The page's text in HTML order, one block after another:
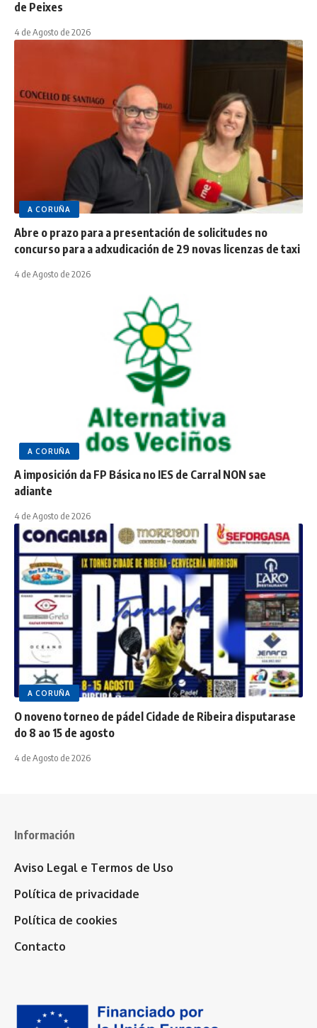
de Peixes
4 de Agosto de 2026
A CORUÑA
Abre o prazo para a presentación de solicitudes no
concurso para a adxudicación de 29 novas licenzas de taxi
4 de Agosto de 2026
A CORUÑA
A imposición da FP Básica no IES de Carral NON sae
adiante
4 de Agosto de 2026
A CORUÑA
O noveno torneo de pádel Cidade de Ribeira disputarase
do 8 ao 15 de agosto
4 de Agosto de 2026
Información
Aviso Legal e Termos de Uso
Política de privacidade
Política de cookies
Contacto